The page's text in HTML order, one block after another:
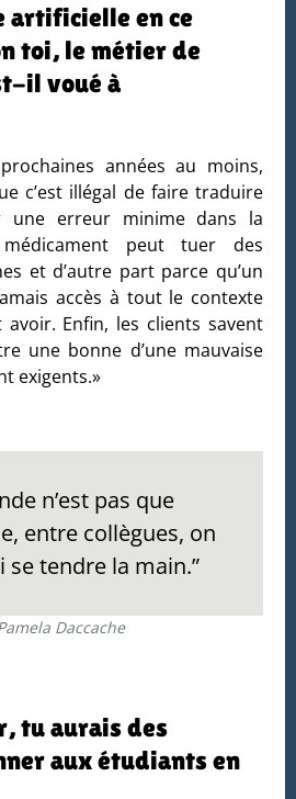
artificielle en ce
toi, le métier de
il voué à
années au moins,
c’est illégal de faire traduire
erreur minime dans la
médicament peut tuer des
et d’autre part parce qu’un
accès à tout le contexte
avoir. Enfin, les clients savent
une bonne d’une mauvaise
exigents.»
n’est pas que
entre collègues, on
se tendre la main.”
Daccache
tu aurais des
aux étudiants en